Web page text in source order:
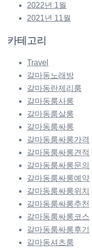
2022년 1월
2021년 11월
카테고리
Travel
갈마동노래방
갈마동란제리룸
갈마동룸사롱
갈마동룸살롱
갈마동룸싸롱
갈마동룸싸롱가격
갈마동룸싸롱견적
갈마동룸싸롱문의
갈마동룸싸롱예약
갈마동룸싸롱위치
갈마동룸싸롱추천
갈마동룸싸롱코스
갈마동룸싸롱후기
갈마동셔츠룸